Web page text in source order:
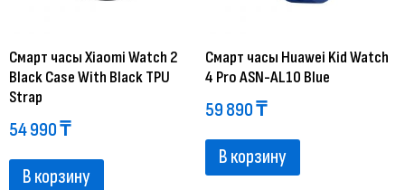
Смарт часы Xiaomi Watch 2
Black Case With Black TPU
Strap
54 990₸
В корзину
Смарт часы Huawei Kid Watch
4 Pro ASN-AL10 Blue
59 890₸
В корзину